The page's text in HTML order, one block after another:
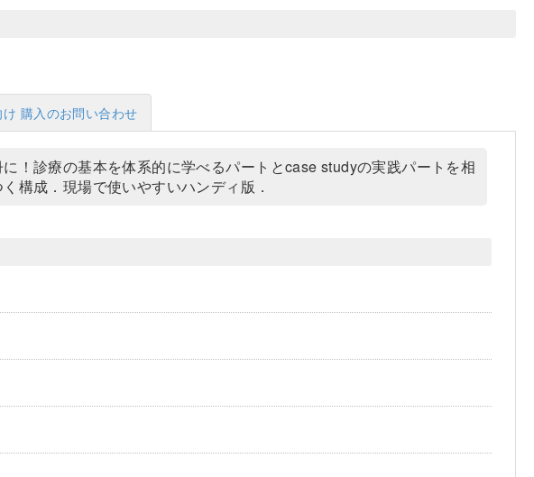
け 購入のお問い合わせ
！診療の基本を体系的に学べるパートとcase studyの実践パートを相
構成．現場で使いやすいハンディ版．